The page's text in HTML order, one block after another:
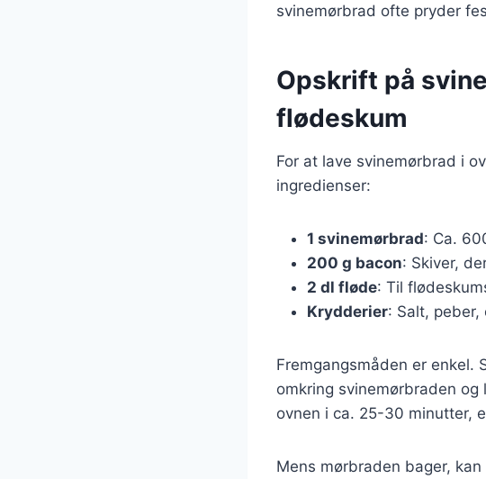
svinemørbrad ofte pryder
Opskrift på
flødeskum
For at lave svinemørbrad i
ingredienser:
1 svinemørbrad: Ca.
200 g bacon: Skiver,
2 dl fløde: Til
Krydderier: Salt,
Fremgangsmåden er enkel.
omkring svinemørbraden
ovnen i ca. 25-30 minutter,
Mens mørbraden bager,